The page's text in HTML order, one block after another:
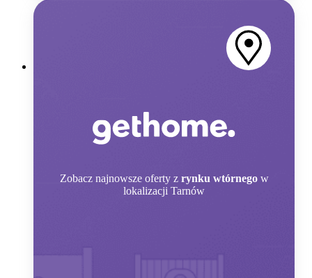
Zobacz najnowsze oferty z rynku wtórnego w
lokalizacji Tarnów